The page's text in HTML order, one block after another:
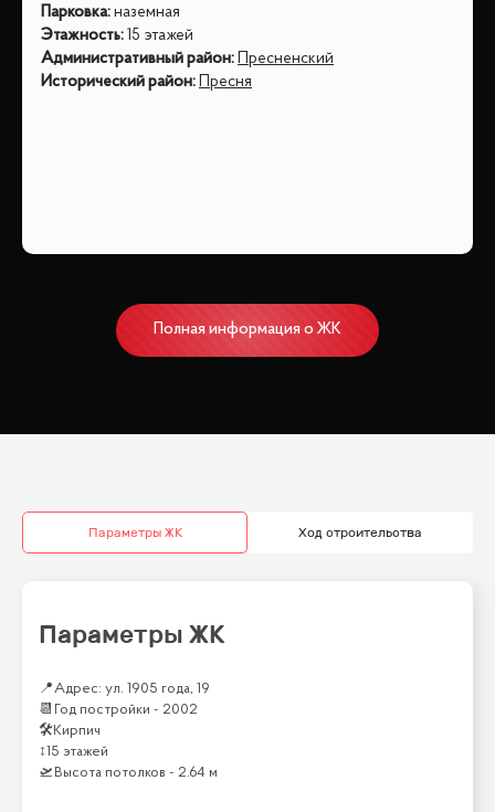
Парковка: наземная
Этажность: 15 этажей
Административный район: Пресненский
Исторический район: Пресня
Полная информация о ЖК
Параметры ЖК Ход строительства
Параметры ЖК
📍Адрес: ул. 1905 года, 19
📆
Год постройки - 2002
🛠Кирпич
↕ 15 этажей
🛫 Высота потолков - 2.64 м